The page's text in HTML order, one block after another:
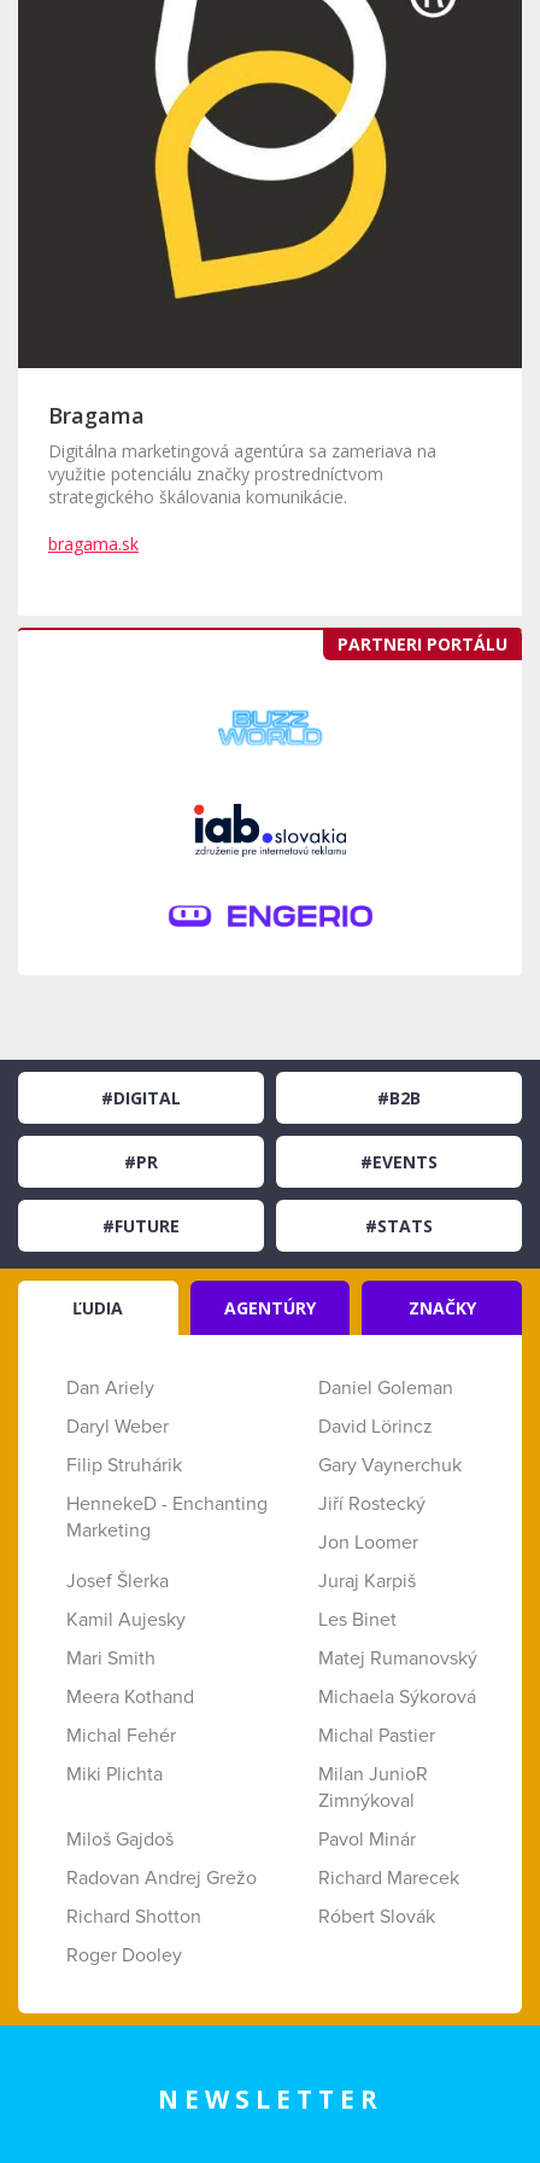
Bragama
Digitálna marketingová agentúra sa zameriava na
využitie potenciálu značky prostredníctvom
strategického škálovania komunikácie.
bragama.sk
PARTNERI PORTÁLU
#DIGITAL #B2B
#PR #EVENTS
#FUTURE #STATS
ĽUDIA AGENTÚRY ZNAČKY
Dan Ariely
Daniel Goleman
Daryl Weber
David Lörincz
Filip Struhárik
Gary Vaynerchuk
HennekeD - Enchanting
Marketing
Jiří Rostecký
Jon Loomer
Josef Šlerka
Juraj Karpiš
Kamil Aujesky
Les Binet
Mari Smith
Matej Rumanovský
Meera Kothand
Michaela Sýkorová
Michal Fehér
Michal Pastier
Miki Plichta
Milan JunioR
Zimnýkoval
Miloš Gajdoš
Pavol Minár
Radovan Andrej Grežo
Richard Marecek
Richard Shotton
Róbert Slovák
Roger Dooley
NEWSLETTER